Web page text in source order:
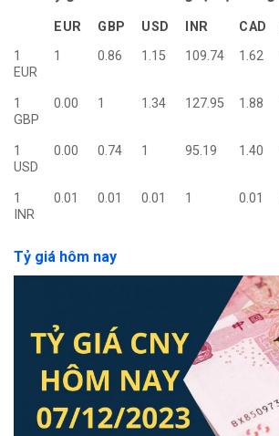
EUR GBP USD INR CAD
1
EUR
1 0.86 1.15 109.74 1.62
1
GBP
0.00 1 1.34 127.95 1.88
1
USD
0.00 0.74 1 95.19 1.40
1
INR
0.01 0.01 0.01 1 0.01
Tỷ giá hôm nay